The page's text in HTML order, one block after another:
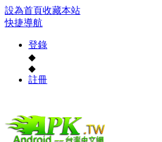
設為首頁收藏本站
快捷導航
登錄
◆
◆
註冊